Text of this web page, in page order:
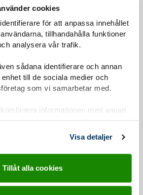
cookies
för att anpassa innehållet
tillhandahålla funktioner
analysera vår trafik.
sådana identifierare och annan
till de sociala medier och
som vi samarbetar med.
informationen med annan
tillhandahållit eller som de har
Visa detaljer
Tillåt alla cookies
jun–17 aug 2026
kår